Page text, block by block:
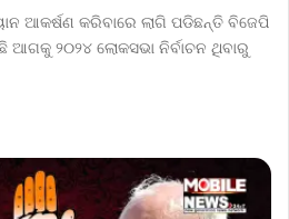
ଆକର୍ଷଣ କରିବାରେ ଲାଗି ପଡିଛନ୍ତି ବିଜେପି
ଆଗକୁ ୨୦୨୪ ଲୋକସଭା ନିର୍ବାଚନ ଥିବାରୁ